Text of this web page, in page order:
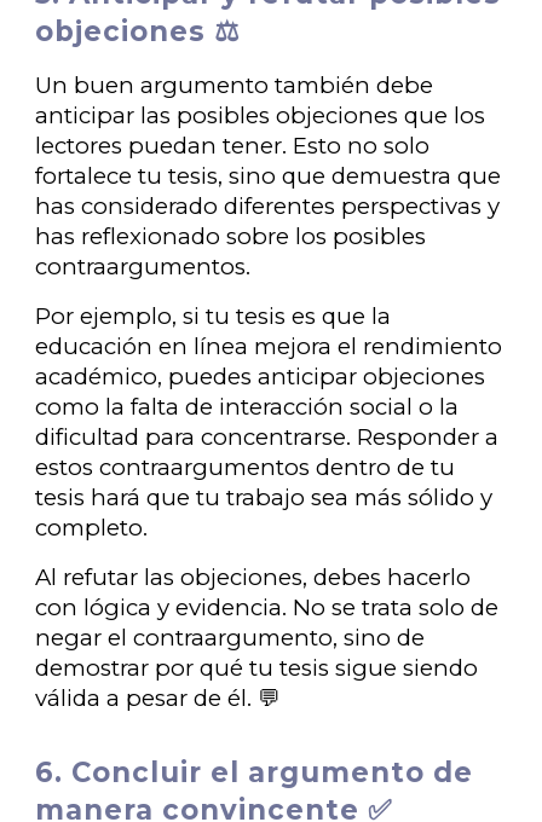
objeciones ⚖️
Un buen argumento también debe
anticipar las posibles objeciones que los
lectores puedan tener. Esto no solo
fortalece tu tesis, sino que demuestra que
has considerado diferentes perspectivas y
has reflexionado sobre los posibles
contraargumentos.
Por ejemplo, si tu tesis es que la
educación en línea mejora el rendimiento
académico, puedes anticipar objeciones
como la falta de interacción social o la
dificultad para concentrarse. Responder a
estos contraargumentos dentro de tu
tesis hará que tu trabajo sea más sólido y
completo.
Al refutar las objeciones, debes hacerlo
con lógica y evidencia. No se trata solo de
negar el contraargumento, sino de
demostrar por qué tu tesis sigue siendo
válida a pesar de él. 💬
6. Concluir el argumento de
manera convincente ✅